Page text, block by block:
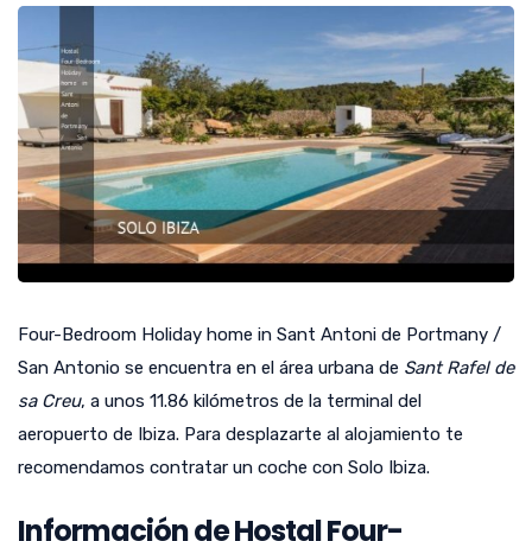
Four-Bedroom Holiday home in Sant Antoni de Portmany /
San Antonio se encuentra en el área urbana de Sant Rafel de
sa Creu, a unos 11.86 kilómetros de la terminal del
aeropuerto de Ibiza. Para desplazarte al alojamiento te
recomendamos contratar un coche con Solo Ibiza.
Información de Hostal Four-